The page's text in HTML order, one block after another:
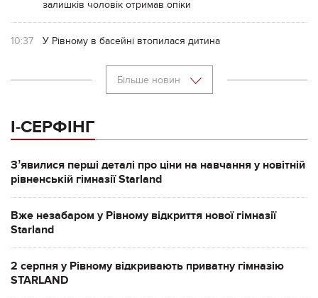
залишків чоловік отримав опіки
10:37 У Рівному в басейні втопилася дитина
Більше новин
І-СЕРФІНГ
Зʼявилися перші деталі про ціни на навчання у новітній
рівненській гімназії Starland
Вже незабаром у Рівному відкриття нової гімназії
Starland
2 серпня у Рівному відкривають приватну гімназію
STARLAND